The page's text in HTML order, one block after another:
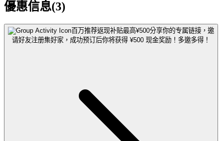
優惠信息(3)
百万推荐返现补贴最高¥500分享你的专属链接，邀
请好友注册集好家，成功预订后你将获得 ¥500 现金奖励！多邀多得！